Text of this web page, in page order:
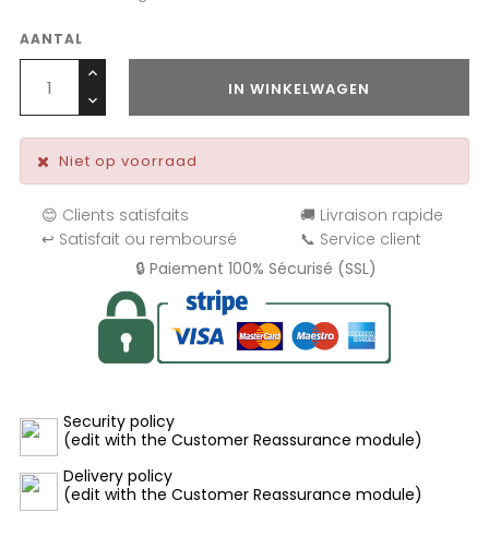
AANTAL
IN WINKELWAGEN
Niet op voorraad
😊 Clients satisfaits
🚚 Livraison rapide
↩️ Satisfait ou remboursé
📞 Service client
🔒 Paiement 100% Sécurisé (SSL)
Security policy
(edit with the Customer Reassurance module)
Delivery policy
(edit with the Customer Reassurance module)